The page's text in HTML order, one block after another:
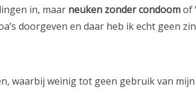
in, maar neuken zonder condoomof
doorgeven en daar heb ik echt geen
waarbij weinig tot geen gebruik van mijn